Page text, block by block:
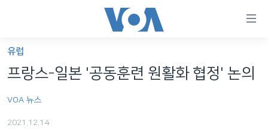
가
능
메
VOD
라디오
유럽
프랑스-일본 '공동훈련 원활화 협정' 논의
VOA 뉴스
2021.12.14